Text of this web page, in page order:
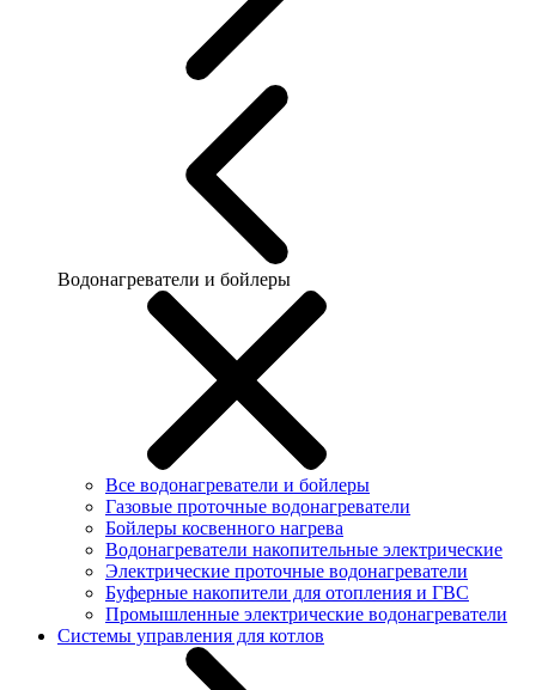
Водонагреватели и бойлеры
Все водонагреватели и бойлеры
Газовые проточные водонагреватели
Бойлеры косвенного нагрева
Водонагреватели накопительные электрические
Электрические проточные водонагреватели
Буферные накопители для отопления и ГВС
Промышленные электрические водонагреватели
Системы управления для котлов